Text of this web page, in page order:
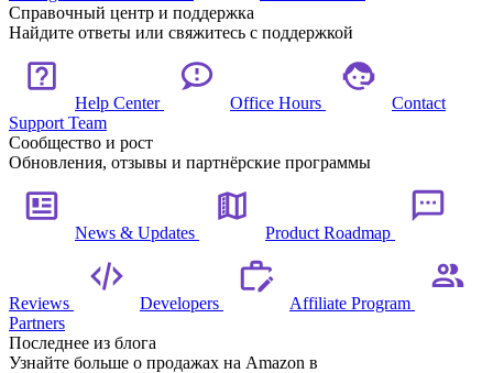
Справочный центр и поддержка
Найдите ответы или свяжитесь с поддержкой
Help Center Office Hours
Contact
Support Team
Сообщество и рост
Обновления, отзывы и партнёрские программы
News & Updates Product Roadmap
Reviews Developers
Affiliate Program
Partners
Последнее из блога
Узнайте больше о продажах на Amazon в